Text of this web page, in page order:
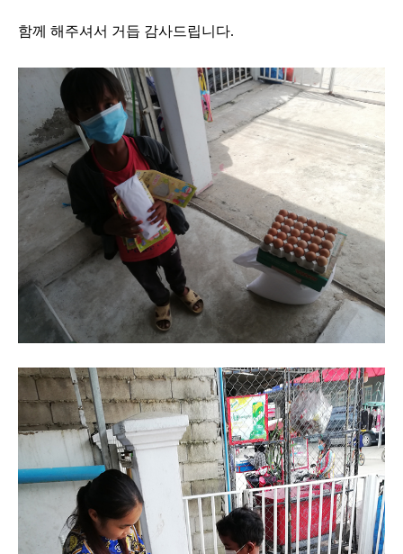
함께 해주셔서 거듭 감사드립니다.